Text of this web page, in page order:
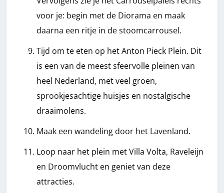
voor je: begin met de Diorama en maak
daarna een ritje in de stoomcarrousel.
Tijd om te eten op het Anton Pieck Plein. Dit
is een van de meest sfeervolle pleinen van
heel Nederland, met veel groen,
sprookjesachtige huisjes en nostalgische
draaimolens.
Maak een wandeling door het Lavenland.
Loop naar het plein met Villa Volta, Raveleijn
en Droomvlucht en geniet van deze
attracties.